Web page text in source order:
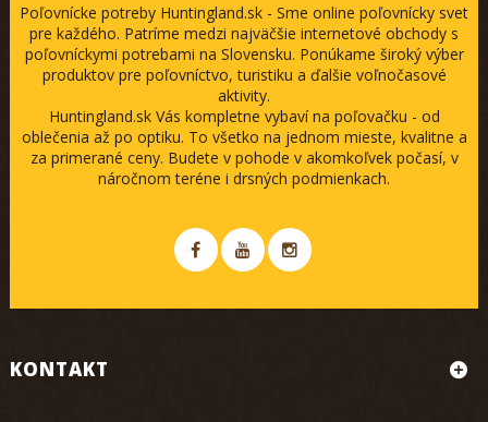
Poľovnícke potreby Huntingland.sk - Sme online poľovnícky svet
pre každého. Patríme medzi najväčšie internetové obchody s
poľovníckymi potrebami na Slovensku. Ponúkame široký výber
produktov pre poľovníctvo, turistiku a ďalšie voľnočasové
aktivity.
Huntingland.sk Vás kompletne vybaví na poľovačku - od
oblečenia až po optiku. To všetko na jednom mieste, kvalitne a
za primerané ceny. Budete v pohode v akomkoľvek počasí, v
náročnom teréne i drsných podmienkach.
KONTAKT